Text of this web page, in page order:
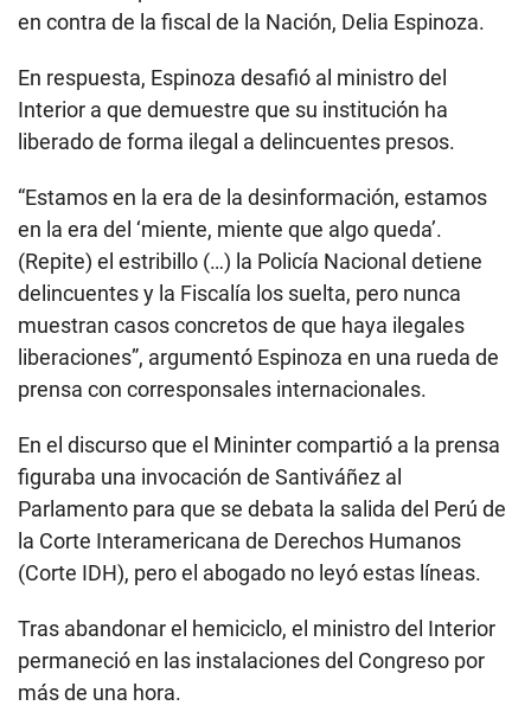
en contra de la fiscal de la Nación, Delia Espinoza.
En respuesta, Espinoza desafió al ministro del
Interior a que demuestre que su institución ha
liberado de forma ilegal a delincuentes presos.
“Estamos en la era de la desinformación, estamos
en la era del ‘miente, miente que algo queda’.
(Repite) el estribillo (…) la Policía Nacional detiene
delincuentes y la Fiscalía los suelta, pero nunca
muestran casos concretos de que haya ilegales
liberaciones”, argumentó Espinoza en una rueda de
prensa con corresponsales internacionales.
En el discurso que el Mininter compartió a la prensa
figuraba una invocación de Santiváñez al
Parlamento para que se debata la salida del Perú de
la Corte Interamericana de Derechos Humanos
(Corte IDH), pero el abogado no leyó estas líneas.
Tras abandonar el hemiciclo, el ministro del Interior
permaneció en las instalaciones del Congreso por
más de una hora.